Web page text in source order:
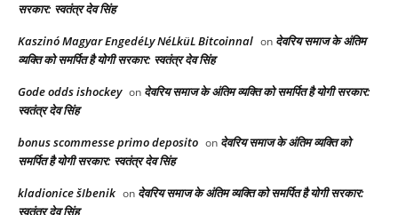
सरकार: स्वतंत्र देव सिंह
Kaszinó Magyar EngedéLy NéLküL Bitcoinnal on देवरिय समाज के अंतिम
व्यक्ति को समर्पित है योगी सरकार: स्वतंत्र देव सिंह
Gode odds ishockey on देवरिय समाज के अंतिम व्यक्ति को समर्पित है योगी सरकार:
स्वतंत्र देव सिंह
bonus scommesse primo deposito on देवरिय समाज के अंतिम व्यक्ति को
समर्पित है योगी सरकार: स्वतंत्र देव सिंह
kladionice šIbenik on देवरिय समाज के अंतिम व्यक्ति को समर्पित है योगी सरकार:
स्वतंत्र देव सिंह